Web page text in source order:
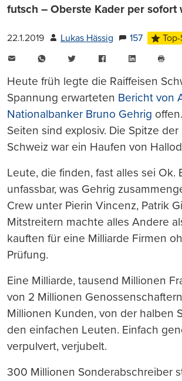
futsch – Oberste Kader per sofort
22.1.2019 Lukas Hässig 157
WhatsAppTwitter FacebookLinkedIn
Heute früh legte die Raiffeisen
Spannung erwarteten Bericht von
Nationalbanker Bruno Gehrig
Seiten sind explosiv. Die Spitze der
Schweiz war ein Haufen von
Leute, die finden, fast alles sei Ok.
unfassbar, was Gehrig
Crew unter Pierin Vincenz, Patrik
Mitstreitern machte alles Andere
kauften für eine Milliarde Firmen
Prüfung.
Eine Milliarde, tausend Millionen
von 2 Millionen
Millionen Kunden, von der halben
den einfachen Leuten. Einfach
verpulvert, verjubelt.
300 Millionen Sonderabschreiber